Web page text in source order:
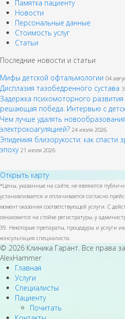
Памятка пациенту
Новости
Персональные данные
Стоимость услуг
Статьи
Последние новости и статьи
Мифы детской офтальмологии 04
Дисплазия тазобедренного сустава
Задержка психомоторного развития
решающая победа. Интервью с
Чем лучше удалять
электрокоагуляцией? 24 июля 2026
Эпидемия близорукости: как
эпоху 21 июля 2026
Открыть карту
*Цены, указанные на сайте, не являются
устанавливается и оплачивается согласно
момент оказания соответствующей услуги. С
ознакомится на стойке регистратуры, у
39. Некоторые препараты, процедуры и услуги
консультация специалиста.
© 2026 Клиника Гарант. Все права
AlexHammer
Главная
Услуги
Специалисты
Пациенту
Почитать